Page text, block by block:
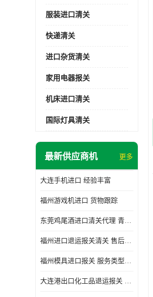
服装进口清关
快递清关
进口杂货清关
家用电器报关
机床进口清关
国际灯具清关
最新供应商机 更多
大连手机进口 经验丰富
福州游戏机进口 货物跟踪
东莞鸡尾酒进口清关代理 青禾贸易
福州进口退运报关清关 售后服务好
福州模具进口报关 服务类型广泛
大连港出口化工品退运报关 信誉有保障